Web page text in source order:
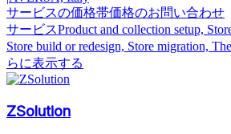
サービスの価格帯価格のお問い合わせ
サービスProduct and collection setup,
Store build or redesign, Store migration,
らに表示する
ZSolution